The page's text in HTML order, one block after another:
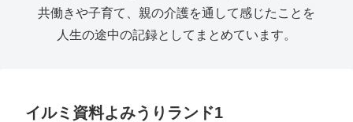
共働きや子育て、親の介護を通して感じたことを
人生の途中の記録としてまとめています。
イルミ資料よみうりランド1